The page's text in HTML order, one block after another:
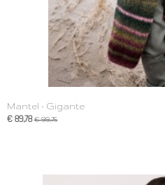
Mantel - Gigante
€ 89,78 € 99,75